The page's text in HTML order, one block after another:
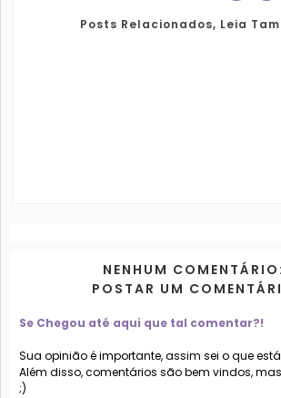
Posts Relacionados, Leia
NENHUM COMENTÁRIO:
POSTAR UM
Se Chegou até aqui que tal comentar?!
Sua opinião é importante, assim sei o que
Além disso, comentários são bem vindos,
;)